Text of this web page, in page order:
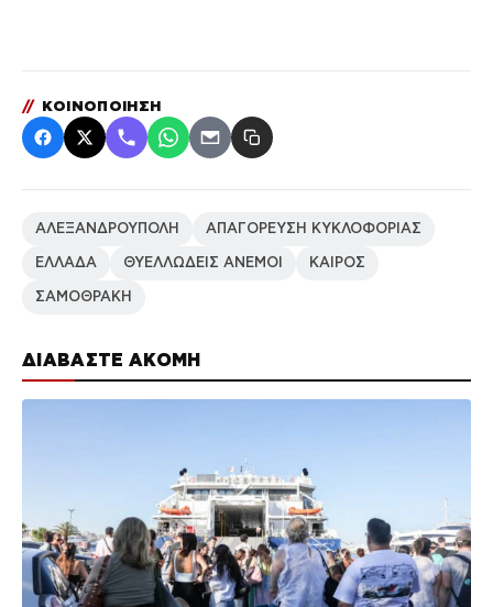
ΔΙΑΒΑΣΤΕ ΑΚΟΜΗ
// ΚΟΙΝΟΠΟΙΗΣΗ
ΑΛΕΞΑΝΔΡΟΥΠΟΛΗ ΑΠΑΓΟΡΕΥΣΗ ΚΥΚΛΟΦΟΡΙΑΣ
ΕΛΛΑΔΑ ΘΥΕΛΛΩΔΕΙΣ ΑΝΕΜΟΙ ΚΑΙΡΟΣ
ΣΑΜΟΘΡΑΚΗ